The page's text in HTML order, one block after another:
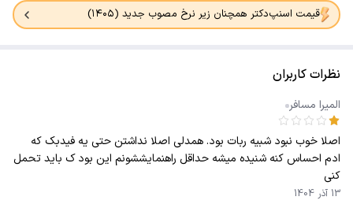
قیمت اسنپ‌دکتر همچنان زیر نرخ مصوب جدید (۱۴۰۵)
نظرات کاربران
المیرا مسافر
اصلا خوب نبود شبیه ربات بود. همدلی اصلا نداشتن حتی یه فیدبک که
ادم احساس کنه شنیده میشه حداقل راهنمایششونم این بود ک باید تحمل
کنی
13 آذر 1404